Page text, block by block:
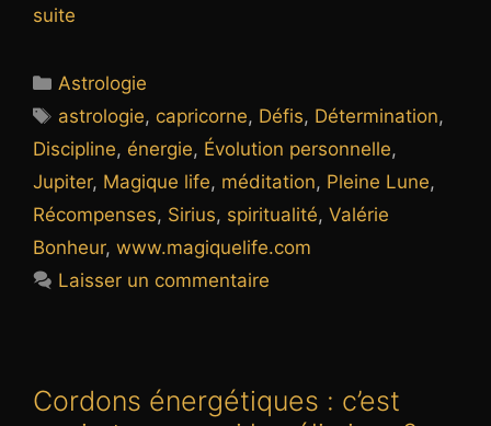
suite
Catégories
Astrologie
Étiquettes
astrologie, capricorne, Défis, Détermination,
Discipline, énergie, Évolution personnelle,
Jupiter, Magique life, méditation, Pleine Lune,
Récompenses, Sirius, spiritualité, Valérie
Bonheur, www.magiquelife.com
Laisser un commentaire
Cordons énergétiques : c’est